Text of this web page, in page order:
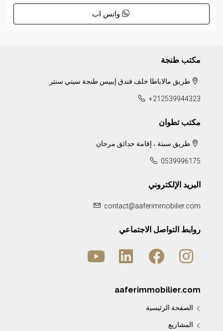
واتس اب
مكتب طنجة
طريق مالاباطا خلف فندق إيبيس طنجة سيتي سنتر.
+212539944323
مكتب تطوان
طريق سبتة ، إقامة حدائق مرجان
0539996175
البريد الإلكتروني
contact@aaferimmobilier.com
روابط التواصل الاجتماعي
aaferimmobilier.com
الصفحة الرئيسية
المشاريع